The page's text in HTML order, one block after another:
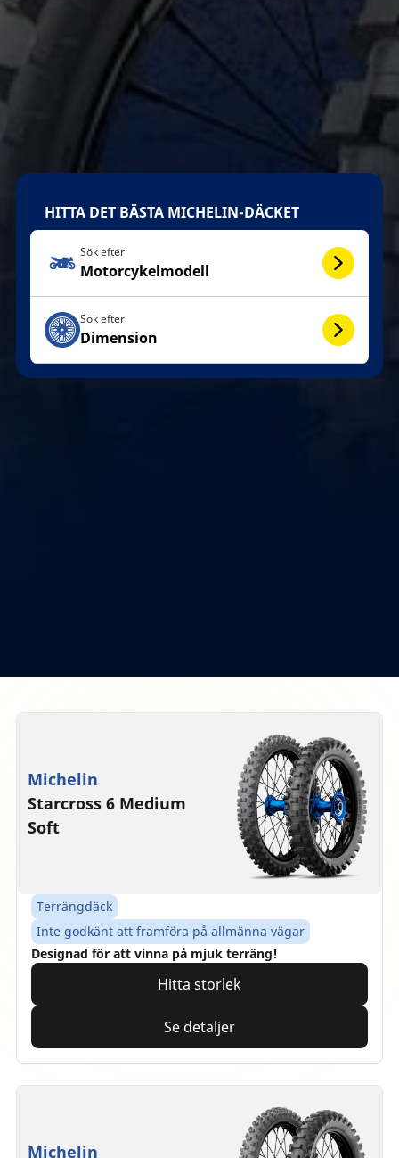
HITTA DET BÄSTA MICHELIN-DÄCKET
Sök efter
Motorcykelmodell
Sök efter
Dimension
Michelin
Starcross 6 Medium
Soft
Terrängdäck
Inte godkänt att framföra på allmänna vägar
Designad för att vinna på mjuk terräng!
Hitta storlek
Se detaljer
Michelin